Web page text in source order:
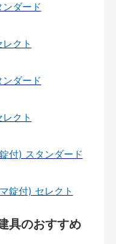
ダード
クト
ダード
クト
付) スタンダード
錠付) セレクト
具のおすすめ